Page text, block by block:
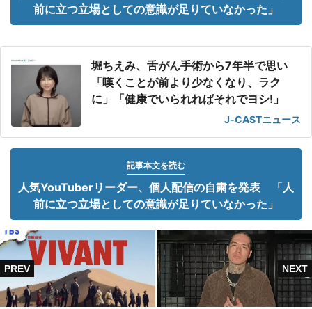
前に立つ立場としての意識が足りていなかった」
堀ちえみ、舌がん手術から7年半で思い
「嘆くことが前より少なくなり、ラク
に」「健康でいられればそれでヨシ!」
J-CASTニュース
記事本文を読む
人気YouTuberリーダー、個人配信の自粛を発表 「人
前に立つ立場としての意識が足りていなかった」